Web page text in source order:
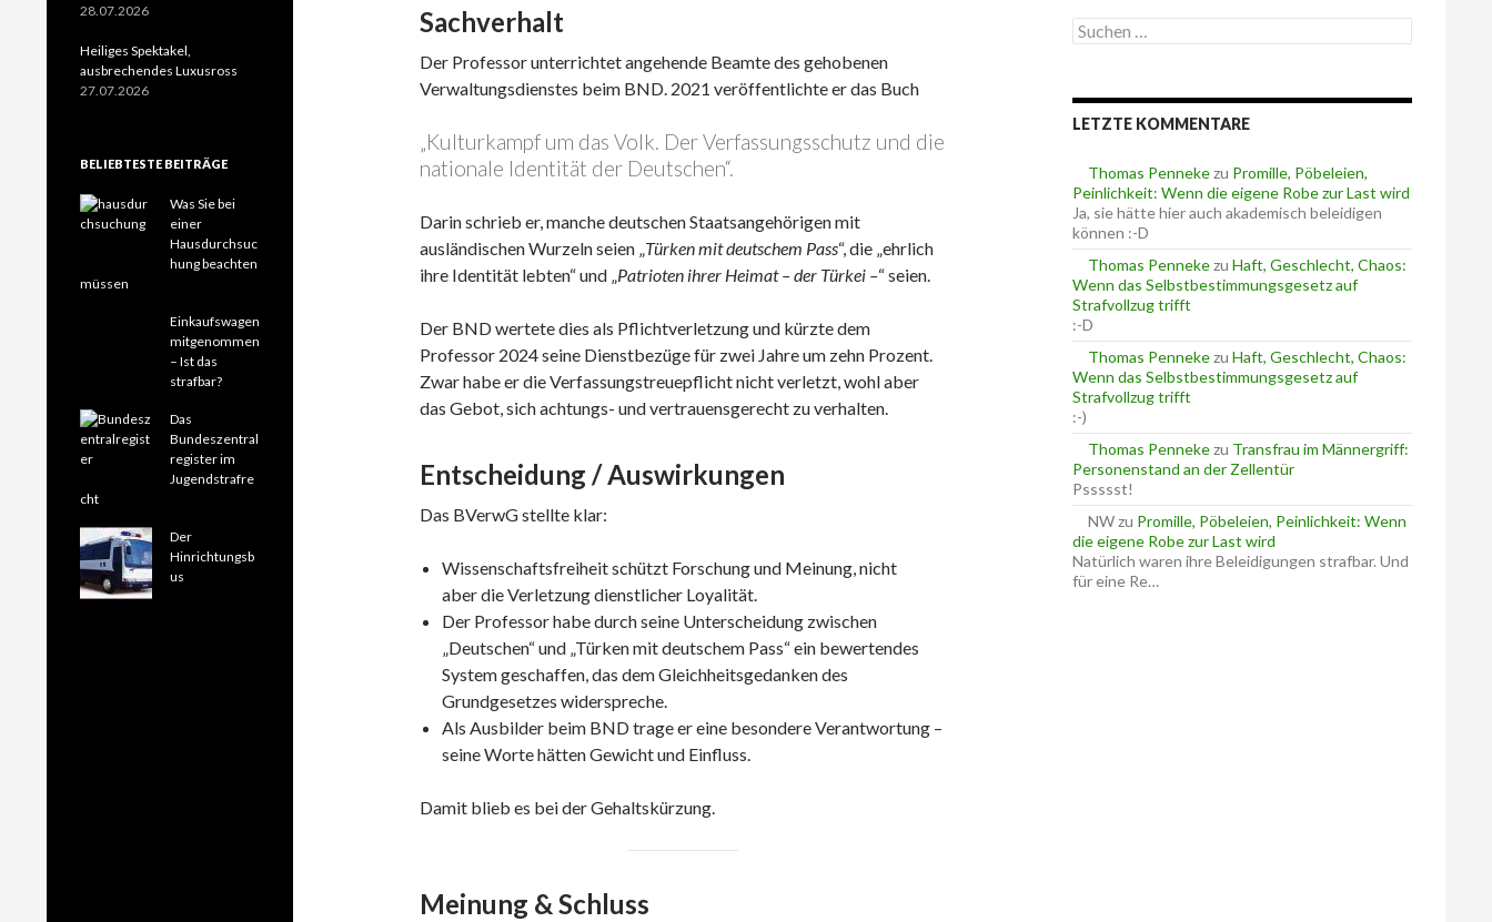
Sachverhalt
Der Professor unterrichtet angehende Beamte des gehobenen
Verwaltungsdienstes beim BND. 2021 veröffentlichte er das Buch
„Kulturkampf um das Volk. Der Verfassungsschutz und die
nationale Identität der Deutschen“.
Darin schrieb er, manche deutschen Staatsangehörigen mit
ausländischen Wurzeln seien „Türken mit deutschem Pass“, die „ehrlich
ihre Identität lebten“ und „Patrioten ihrer Heimat – der Türkei –“ seien.
Der BND wertete dies als Pflichtverletzung und kürzte dem
Professor 2024 seine Dienstbezüge für zwei Jahre um zehn Prozent.
Zwar habe er die Verfassungstreuepflicht nicht verletzt, wohl aber
das Gebot, sich achtungs- und vertrauensgerecht zu verhalten.
Entscheidung / Auswirkungen
Das BVerwG stellte klar:
Wissenschaftsfreiheit schützt Forschung und Meinung, nicht
aber die Verletzung dienstlicher Loyalität.
Der Professor habe durch seine Unterscheidung zwischen
„Deutschen“ und „Türken mit deutschem Pass“ ein bewertendes
System geschaffen, das dem Gleichheitsgedanken des
Grundgesetzes widerspreche.
Als Ausbilder beim BND trage er eine besondere Verantwortung –
seine Worte hätten Gewicht und Einfluss.
Damit blieb es bei der Gehaltskürzung.
Meinung & Schluss
g
o
n
S
u
e
n
c
h
:
LETZTE KOMMENTARE
Thomas Pennekezu Promille, Pöbeleien,
Peinlichkeit: Wenn die eigene Robe zur Last wird
Ja, sie hätte hier auch akademisch beleidigen
können :-D
Thomas Pennekezu Haft, Geschlecht, Chaos:
Wenn das Selbstbestimmungsgesetz auf
Strafvollzug trifft
:-D
Thomas Pennekezu Haft, Geschlecht, Chaos:
Wenn das Selbstbestimmungsgesetz auf
Strafvollzug trifft
:-)
Thomas Pennekezu Transfrau im Männergriff:
Personenstand an der Zellentür
Pssssst!
NWzu Promille, Pöbeleien, Peinlichkeit: Wenn
die eigene Robe zur Last wird
Natürlich waren ihre Beleidigungen strafbar. Und
für eine Re…
28.07.2026
Heiliges Spektakel,
ausbrechendes Luxusross
27.07.2026
BELIEBTESTE BEITRÄGE
Was Sie bei
einer
Hausdurchsuc
hung beachten
müssen
Einkaufswagen
mitgenommen
– Ist das
strafbar?
Das
Bundeszentral
register im
Jugendstrafre
cht
Der
Hinrichtungsb
us